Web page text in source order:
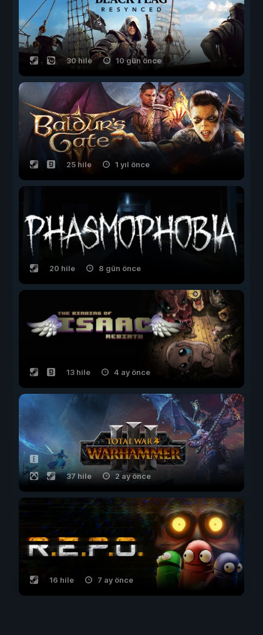
30 hile 10 gün önce
25 hile 1 yıl önce
20 hile 8 gün önce
13 hile 4 ay önce
37 hile 2 ay önce
16 hile 7 ay önce